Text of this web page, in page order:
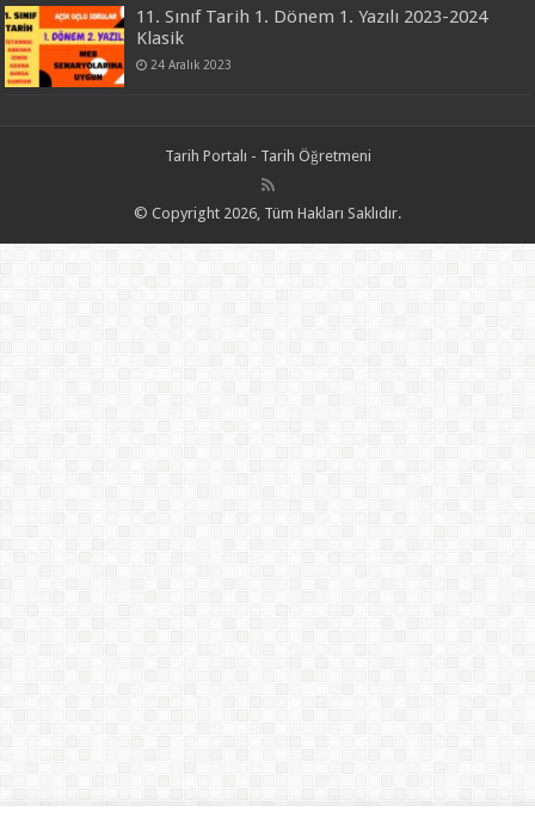
11. Sınıf Tarih 1. Dönem 1. Yazılı 2023-2024
Klasik
24 Aralık 2023
Tarih Portalı - Tarih Öğretmeni
© Copyright 2026, Tüm Hakları Saklıdır.